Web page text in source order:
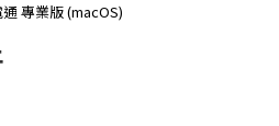
專業版 (macOS)